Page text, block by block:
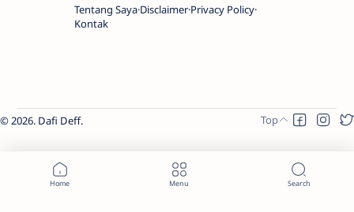
Tentang Saya Disclaimer Privacy Policy
Kontak
2026. Dafi Deff.